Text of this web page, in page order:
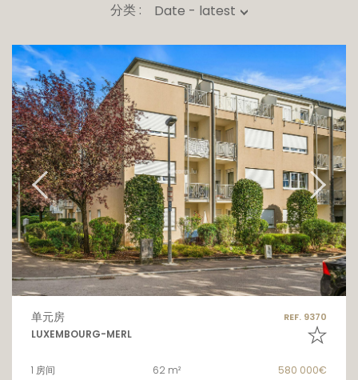
分类 : Date - latest
单元房 REF. 9370
LUXEMBOURG-MERL
1 房间 62 m² 580 000€